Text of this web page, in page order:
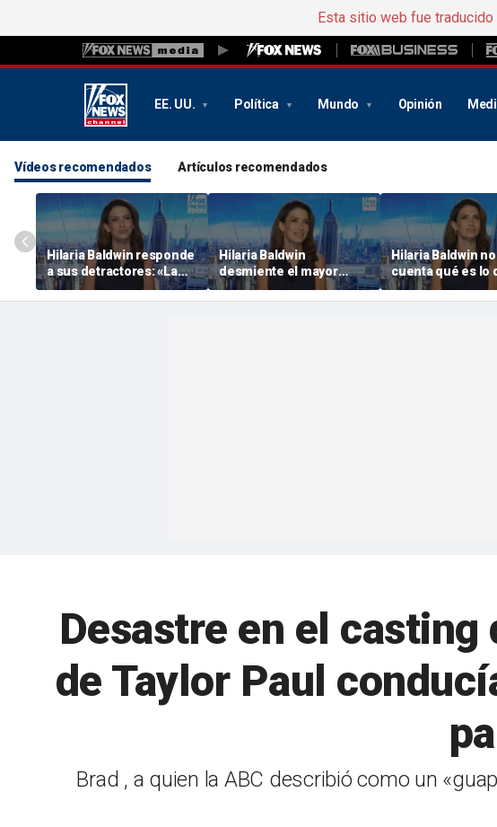
Esta sitio web fue traducido
EE. UU. Política Mundo Opinión
Vídeos recomendados Artículos recomendados
Hilaria Baldwin responde
a sus detractores: «La
gente infeliz hace daño a
los demás»
Hilaria Baldwin
desmiente el mayor
rumor falso que circula
sobre ella
Hilaria Baldwin
cuenta qué es lo
mantiene fuerte
matrimonio con
Desastre en el
de Taylor Paul
Brad , a quien la ABC describió como un